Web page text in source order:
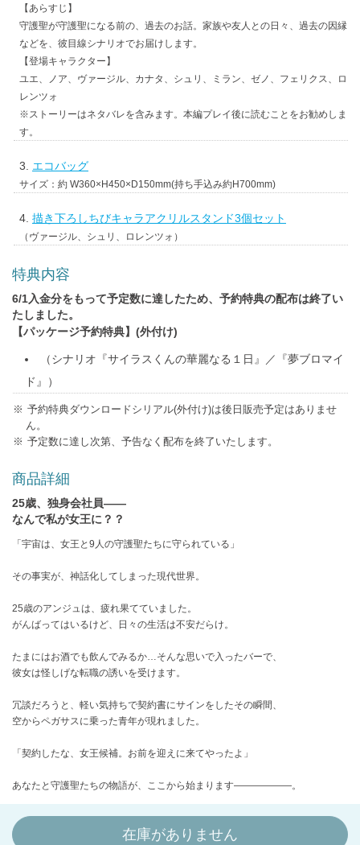
【あらすじ】
守護聖が守護聖になる前の、過去のお話。家族や友人との日々、過去の因縁
などを、彼目線シナリオでお届けします。
【登場キャラクター】
ユエ、ノア、ヴァージル、カナタ、シュリ、ミラン、ゼノ、フェリクス、ロ
レンツォ
※ストーリーはネタバレを含みます。本編プレイ後に読むことをお勧めしま
す。
エコバッグ
サイズ：約 W360×H450×D150mm(持ち手込み約H700mm)
描き下ろしちびキャラアクリルスタンド3個セット
（ヴァージル、シュリ、ロレンツォ）
特典内容
6/1入金分をもって予定数に達したため、予約特典の配布は終了い
たしました。
【パッケージ予約特典】(外付け)
（シナリオ『サイラスくんの華麗なる１日』／『夢ブロマイ
ド』）
予約特典ダウンロードシリアル(外付け)は後日販売予定はありませ
ん。
予定数に達し次第、予告なく配布を終了いたします。
商品詳細
25歳、独身会社員――
なんで私が女王に？？
「宇宙は、女王と9人の守護聖たちに守られている」
その事実が、神話化してしまった現代世界。
25歳のアンジュは、疲れ果てていました。
がんばってはいるけど、日々の生活は不安だらけ。
たまにはお酒でも飲んでみるか…そんな思いで入ったバーで、
彼女は怪しげな転職の誘いを受けます。
冗談だろうと、軽い気持ちで契約書にサインをしたその瞬間、
空からペガサスに乗った青年が現れました。
「契約したな、女王候補。お前を迎えに来てやったよ」
あなたと守護聖たちの物語が、ここから始まります――――――。
在庫がありません